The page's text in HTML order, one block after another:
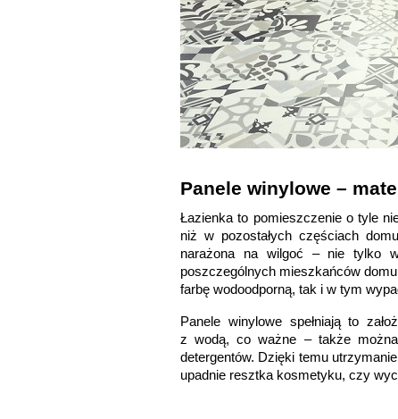
Panele winylowe –
Łazienka to pomieszczenie o tyle
niż w pozostałych częściach
narażona na wilgoć – nie tylko
poszczególnych mieszkańców
farbę wodoodporną, tak i w tym
Panele winylowe spełniają to
z wodą, co ważne – także
detergentów. Dzięki temu
upadnie resztka kosmetyku, czy